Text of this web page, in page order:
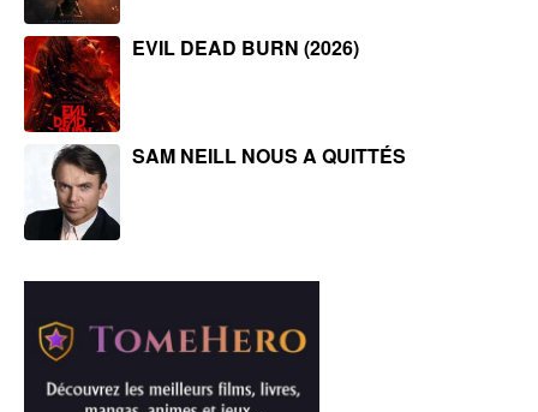
EVIL DEAD BURN (2026)
SAM NEILL NOUS A QUITTÉS